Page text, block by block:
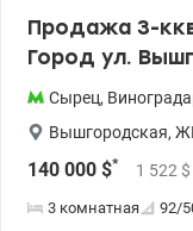
Продажа 3-
Город ул.
Сырец,
Вышгородская,
140 000 $* 1 522 $
3 комнатная 92/